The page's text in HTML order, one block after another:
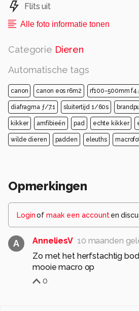
Flits uit
Alle foto informatie tonen
Categorie Dieren
Automatische tags
canon canon eos r6m2 rf100-500mm
diafragma ƒ/7.1 sluitertijd 1/60s
kikker amfibieën pad echte kikker
wilde dieren padden eleuths
Opmerkingen
Loginof maak een account en
A AnneliesV 10 maanden
Zo met het herfstachtig
mooie macro op
0